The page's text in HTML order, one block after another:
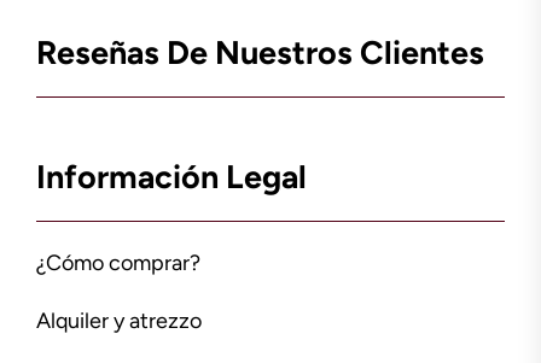
Reseñas De Nuestros Clientes
Información Legal
¿Cómo comprar?
Alquiler y atrezzo